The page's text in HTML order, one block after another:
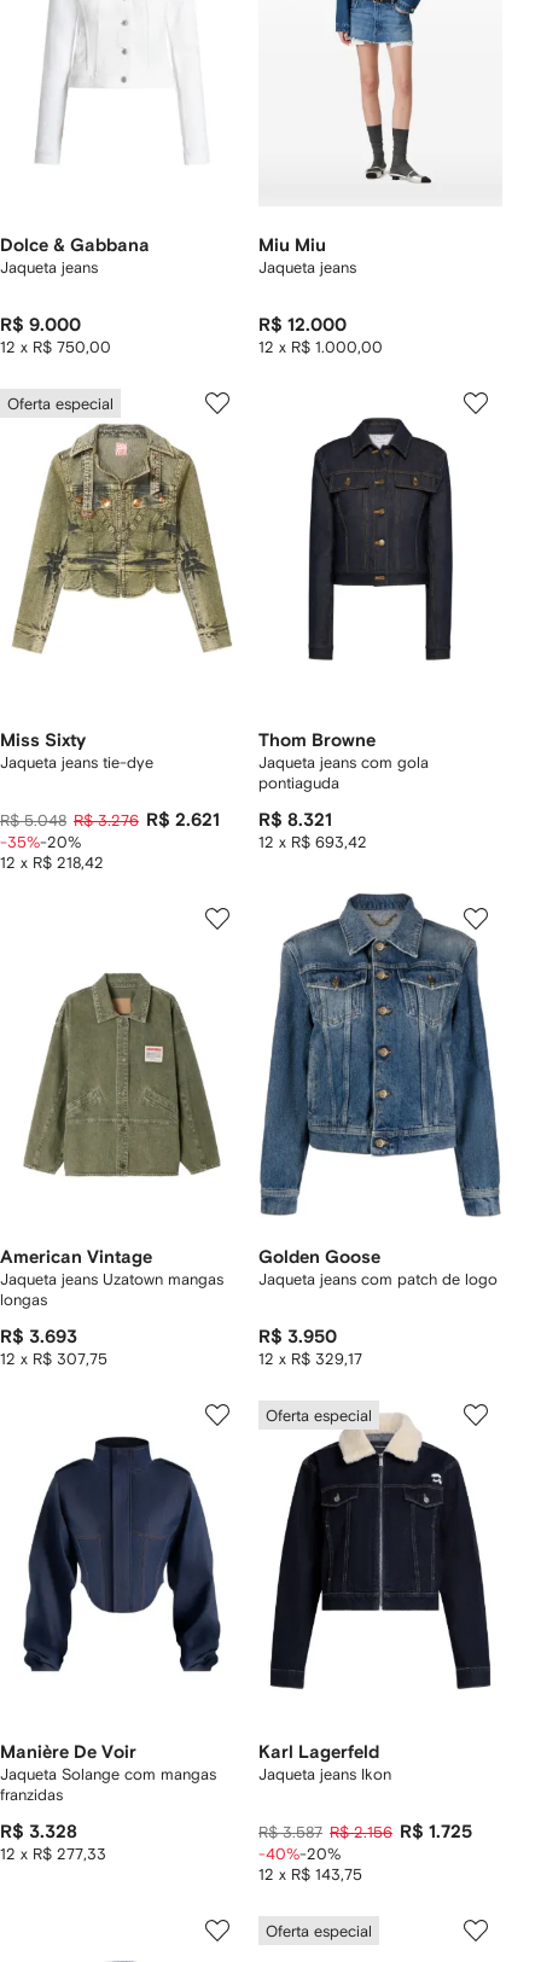
Dolce & Gabbana
Jaqueta jeans
R$ 9.000
12 x R$ 750,00
Miu Miu
Jaqueta jeans
R$ 12.000
12 x R$ 1.000,00
Oferta especial
Miss Sixty
Jaqueta jeans tie-dye
R$ 5.048 R$ 3.276 R$ 2.621
12 x R$ 218,42
-35%-20%
Thom Browne
Jaqueta jeans com gola
pontiaguda
R$ 8.321
12 x R$ 693,42
American Vintage
Jaqueta jeans Uzatown mangas
longas
R$ 3.693
12 x R$ 307,75
Golden Goose
Jaqueta jeans com patch de logo
R$ 3.950
12 x R$ 329,17
Manière De Voir
Jaqueta Solange com mangas
franzidas
R$ 3.328
12 x R$ 277,33
Oferta especial
Karl Lagerfeld
Jaqueta jeans Ikon
R$ 3.587 R$ 2.156 R$ 1.725
12 x R$ 143,75
-40%-20%
Oferta especial